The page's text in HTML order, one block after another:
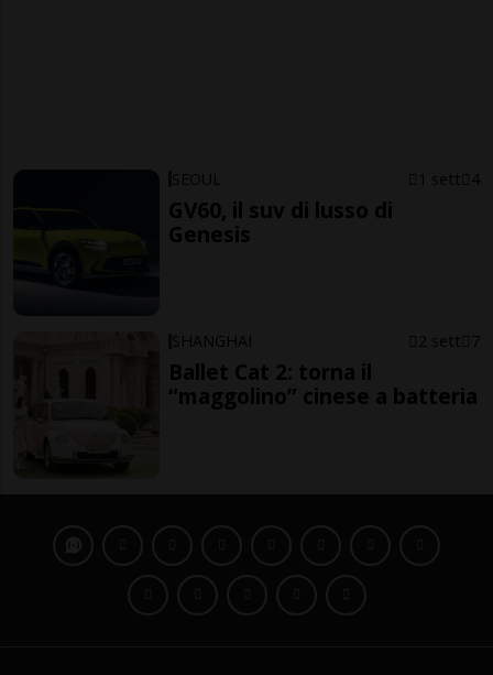
SEOUL 1 sett 4
GV60, il suv di lusso di
Genesis
SHANGHAI 2 sett 7
Ballet Cat 2: torna il
“maggolino” cinese a batteria